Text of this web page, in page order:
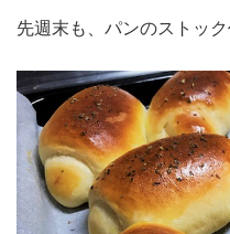
先週末も、パンのストッ